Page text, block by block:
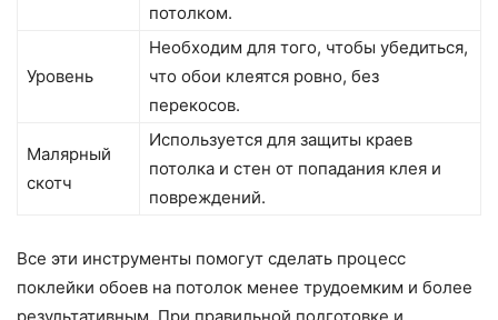
потолком.
Уровень
Необходим для того, чтобы убедиться,
что обои клеятся ровно, без
перекосов.
Малярный
скотч
Используется для защиты краев
потолка и стен от попадания клея и
повреждений.
Все эти инструменты помогут сделать процесс
поклейки обоев на потолок менее трудоемким и более